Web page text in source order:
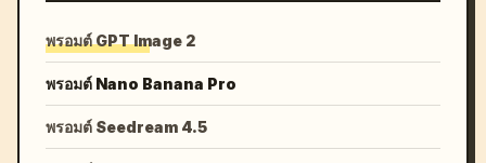
พรอมต์ GPT Image 2
พรอมต์ Nano Banana Pro
พรอมต์ Seedream 4.5